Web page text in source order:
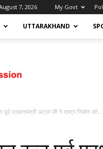
7, 2026 My Govt
UTTARAKHAND
पूर्व प्रधानमंत्री अटल जी ने राष्ट्र निर्माण को...